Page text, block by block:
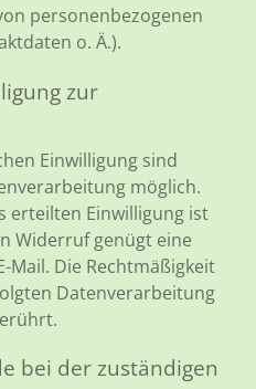
personenbezogenen
o. Ä.).
zur
Einwilligung sind
möglich.
erteilten Einwilligung ist
Widerruf genügt eine
Die Rechtmäßigkeit
Datenverarbeitung
bei der zuständigen